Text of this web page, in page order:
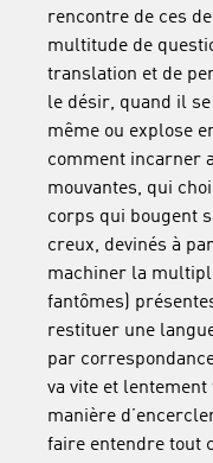
rencontre de ces
multitude de
translation et de
le désir, quand il
même ou explose
comment incarner
mouvantes, qui
corps qui bougent
creux, devinés à
machiner la
fantômes)
restituer une
par
va vite et
manière
faire entendre tout